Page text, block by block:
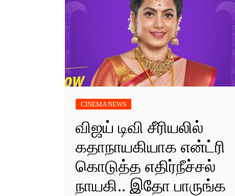
CINEMA NEWS
விஜய் டிவி சீரியலில்
கதாநாயகியாக என்ட்ரி
கொடுத்த எதிர்நீச்சல்
நாயகி.. இதோ பாருங்க